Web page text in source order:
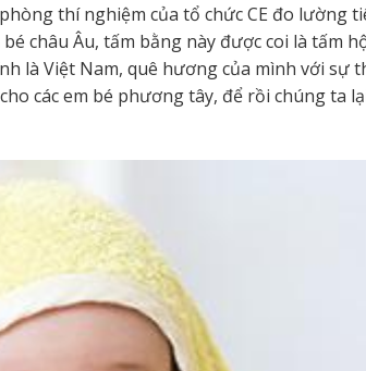
thí nghiệm của tổ chức CE đo lường
châu Âu, tấm bằng này được coi là tấm
là Việt Nam, quê hương của mình với
các em bé phương tây, để rồi chúng ta